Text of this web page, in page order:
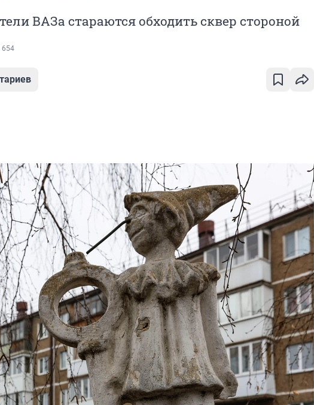
ВАЗа стараются обходить сквер стороной
654